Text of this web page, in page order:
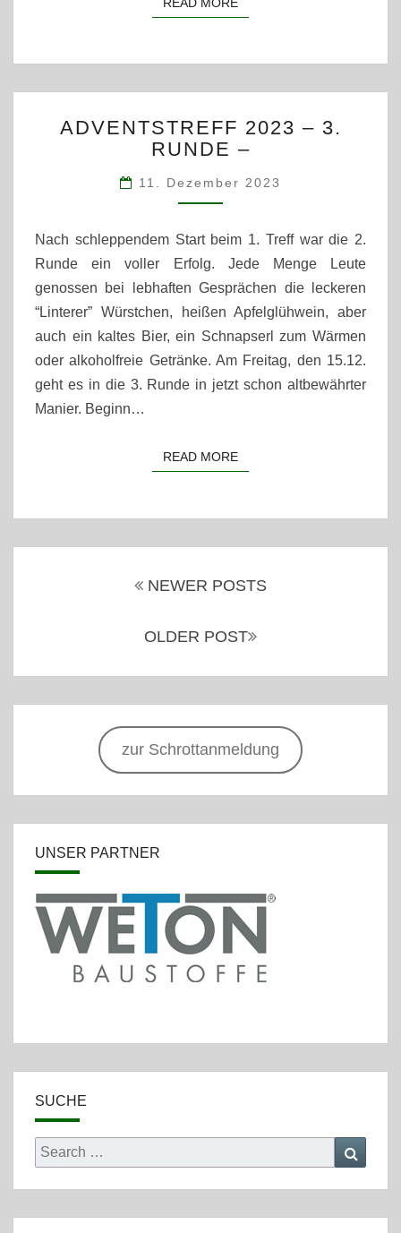
READ MORE
2023
–
RUNDE
–
ADVENTSTREFF 2023 – 3.
RUNDE –
11. Dezember 2023
Nach schleppendem Start beim 1. Treff war die 2.
Runde ein voller Erfolg. Jede Menge Leute
genossen bei lebhaften Gesprächen die leckeren
“Linterer” Würstchen, heißen Apfelglühwein, aber
auch ein kaltes Bier, ein Schnapserl zum Wärmen
oder alkoholfreie Getränke. Am Freitag, den 15.12.
geht es in die 3. Runde in jetzt schon altbewährter
Manier. Beginn…
READ MOREREAD MORE
NEWER POSTS
OLDER POST
zur Schrottanmeldung
UNSER PARTNER
SUCHE
Search
for: